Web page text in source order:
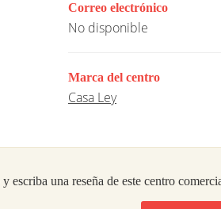
Correo electrónico
No disponible
Marca del centro
Casa Ley
escriba una reseña de este centro